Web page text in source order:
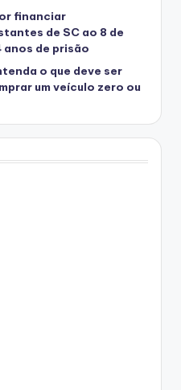
financiar
de SC ao 8 de
anos de prisão
o que deve ser
um veículo zero ou